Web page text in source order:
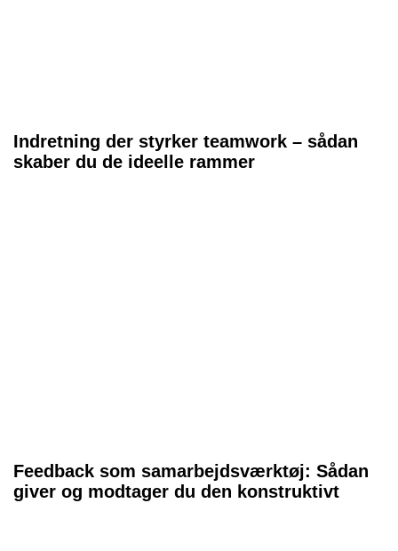
Indretning der styrker teamwork – sådan
skaber du de ideelle rammer
Feedback som samarbejdsværktøj: Sådan
giver og modtager du den konstruktivt